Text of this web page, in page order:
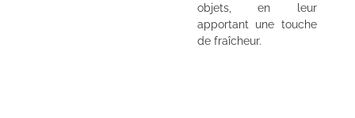
objets, en leur
apportant une touche
de fraîcheur.